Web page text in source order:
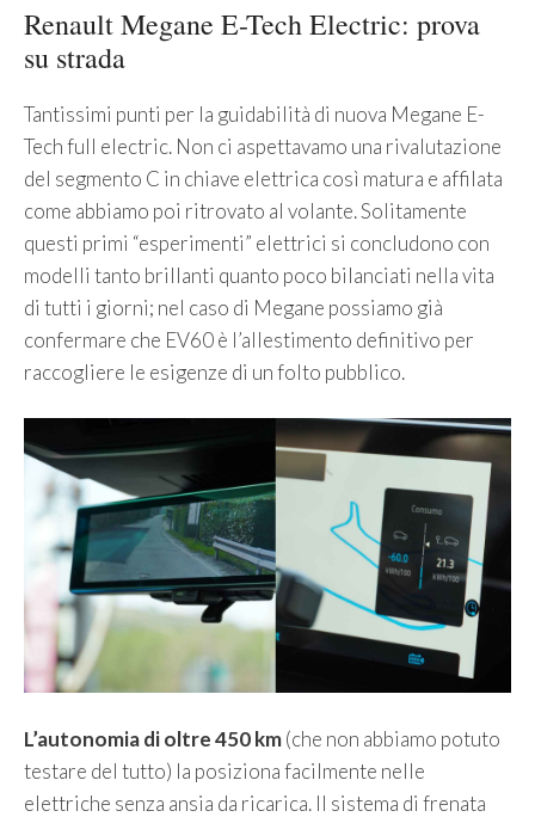
Renault Megane E-Tech Electric: prova
su strada
Tantissimi punti per la guidabilità di nuova Megane E-
Tech full electric. Non ci aspettavamo una rivalutazione
del segmento C in chiave elettrica così matura e affilata
come abbiamo poi ritrovato al volante. Solitamente
questi primi “esperimenti” elettrici si concludono con
modelli tanto brillanti quanto poco bilanciati nella vita
di tutti i giorni; nel caso di Megane possiamo già
confermare che EV60 è l’allestimento definitivo per
raccogliere le esigenze di un folto pubblico.
L’autonomia di oltre 450 km(che non abbiamo potuto
testare del tutto) la posiziona facilmente nelle
elettriche senza ansia da ricarica. Il sistema di frenata